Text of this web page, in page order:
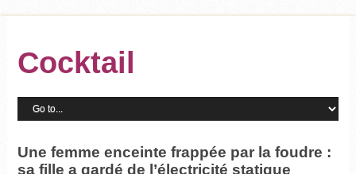
Cocktail
Une femme enceinte frappée par la foudre :
sa fille a gardé de l’électricité statique